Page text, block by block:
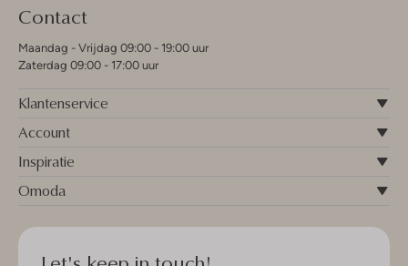
Contact
Maandag - Vrijdag 09:00 - 19:00 uur
Zaterdag 09:00 - 17:00 uur
Klantenservice
Account
Inspiratie
Omoda